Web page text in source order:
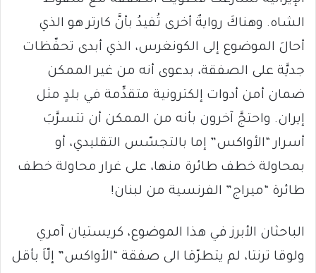
الشاه. وهناكَ روايةٌ أخرى تُفيدُ بأنَّ كارتر هو الذي
أحالَ الموضوع إلى الكونغرس، الذي أبدى تحفّظات
جديَّة على الصفقة، بدعوى أنه من غير الممكن
ضمان أمن أدوات إلكترونية متقدِّمة في بلدٍ مثل
إيران. واحتجَّ آخرون بأنه من الممكن أن تتسرَّبَ
أسرار “الأواكس” إما بالتجسّس التقليدي، أو
بمحاولة خطف طائرة منها، على غرار محاولة خطف
طائرة “ميراج” الفرنسية من لبنان!
الباحثان الأبرز في هذا الموضوع، كريستيان آمري
ولوقا ترنتا، لم يتطرّقا الى صفقة “الأواكس” إلّاَ بأقل